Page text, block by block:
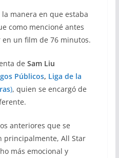
manera en que estaba
como mencioné antes
un film de 76 minutos.
de Sam Liu
Públicos, Liga de la
), quien se encargó de
anteriores que se
principalmente, All Star
más emocional y